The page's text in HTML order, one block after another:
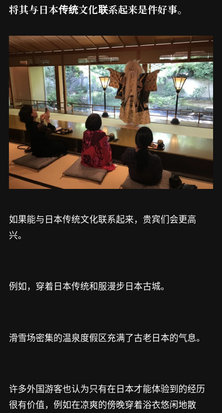
将其与日本传统文化联系起来是件好事。
如果能与日本传统文化联系起来，贵宾们会更高
兴。
例如，穿着日本传统和服漫步日本古城。
滑雪场密集的温泉度假区充满了古老日本的气息。
许多外国游客也认为只有在日本才能体验到的经历
很有价值，例如在凉爽的傍晚穿着浴衣悠闲地散